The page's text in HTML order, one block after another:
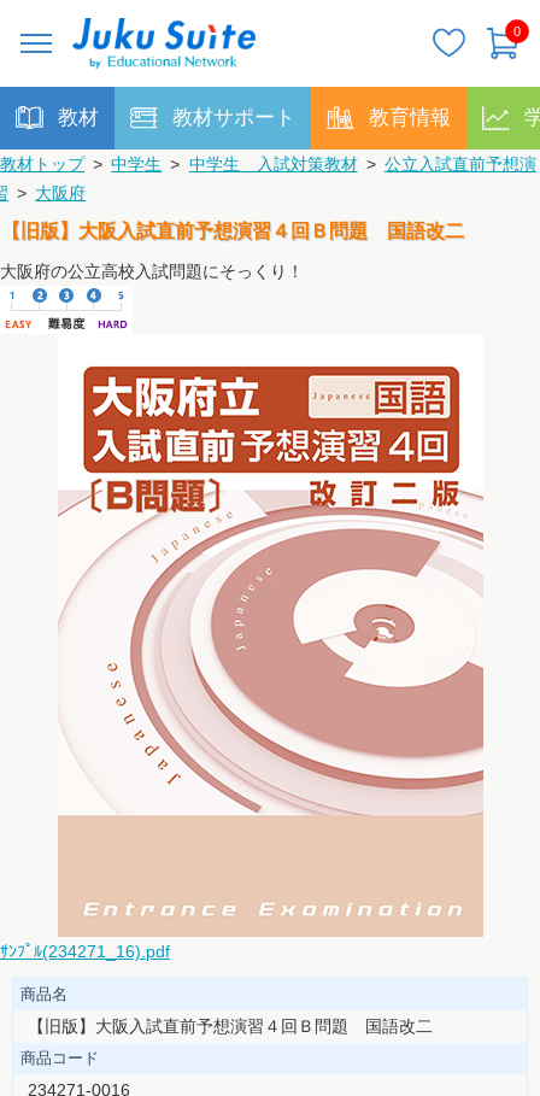
0
教材 教材サポート 教育情報
教材トップ > 中学生 > 中学生 入試対策教材 > 公立入試直前予想演
> 大阪府
【旧版】大阪入試直前予想演習４回Ｂ問題 国語改二
大阪府の公立高校入試問題にそっくり！
ｻﾝﾌﾟﾙ(234271_16).pdf
商品名
【旧版】大阪入試直前予想演習４回Ｂ問題 国語改二
商品コード
234271-0016